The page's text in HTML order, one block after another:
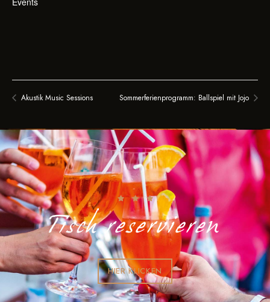
Akustik Music Sessions Sommerferienprogramm: Ballspiel mit Jojo
Tisch reservieren
HIER KLICKEN